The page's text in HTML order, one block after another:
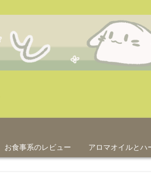
お食事系のレビュー アロマオイルとハ